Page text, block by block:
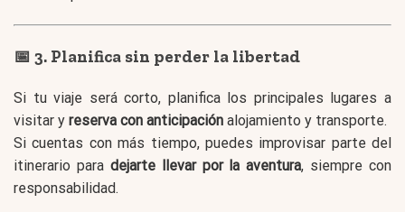
📅 3. Planifica sin perder la libertad
Si tu viaje será corto, planifica los principales lugares a
visitar y reserva con anticipación alojamiento y transporte.
Si cuentas con más tiempo, puedes improvisar parte del
itinerario para dejarte llevar por la aventura, siempre con
responsabilidad.